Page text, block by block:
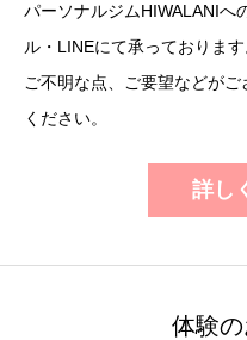
パーソナルジムHIWALANIへ
ル・LINEにて承っております
ご不明な点、ご要望などが
ください。
詳し
体験